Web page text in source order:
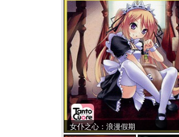
女仆之心：浪漫假期